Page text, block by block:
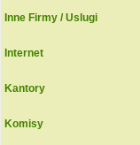
Inne Firmy / Uslugi
Internet
Kantory
Komisy